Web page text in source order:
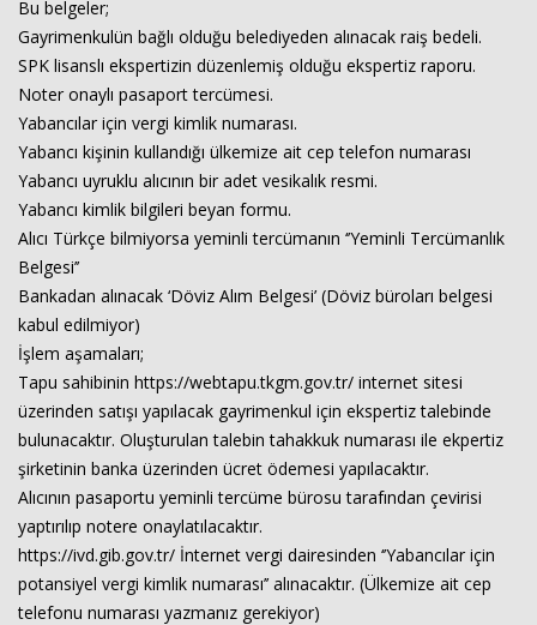
Bu belgeler;
Gayrimenkulün bağlı olduğu belediyeden alınacak raiş bedeli.
SPK lisanslı ekspertizin düzenlemiş olduğu ekspertiz raporu.
Noter onaylı pasaport tercümesi.
Yabancılar için vergi kimlik numarası.
Yabancı kişinin kullandığı ülkemize ait cep telefon numarası
Yabancı uyruklu alıcının bir adet vesikalık resmi.
Yabancı kimlik bilgileri beyan formu.
Alıcı Türkçe bilmiyorsa yeminli tercümanın ‘’Yeminli Tercümanlık
Belgesi’’
Bankadan alınacak ‘Döviz Alım Belgesi’ (Döviz büroları belgesi
kabul edilmiyor)
İşlem aşamaları;
Tapu sahibinin https://webtapu.tkgm.gov.tr/ internet sitesi
üzerinden satışı yapılacak gayrimenkul için ekspertiz talebinde
bulunacaktır. Oluşturulan talebin tahakkuk numarası ile ekpertiz
şirketinin banka üzerinden ücret ödemesi yapılacaktır.
Alıcının pasaportu yeminli tercüme bürosu tarafından çevirisi
yaptırılıp notere onaylatılacaktır.
https://ivd.gib.gov.tr/ İnternet vergi dairesinden ‘’Yabancılar için
potansiyel vergi kimlik numarası’’ alınacaktır. (Ülkemize ait cep
telefonu numarası yazmanız gerekiyor)